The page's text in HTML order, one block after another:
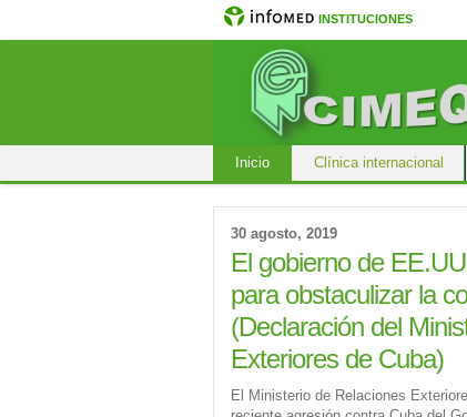
INSTITUCIONES
Inicio Clínica internacional
30 agosto, 2019
El gobierno de
para obstaculizar la
(Declaración del
Exteriores de Cuba)
El Ministerio de Relaciones